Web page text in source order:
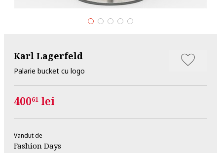
Karl Lagerfeld
Palarie bucket cu logo
40061 lei
Vandut de
Fashion Days